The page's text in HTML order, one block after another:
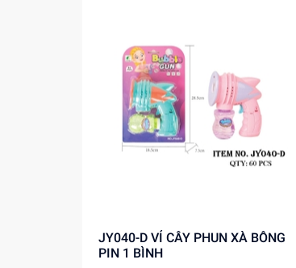
JY040-D VỈ CÂY PHUN XÀ BÔNG
PIN 1 BÌNH